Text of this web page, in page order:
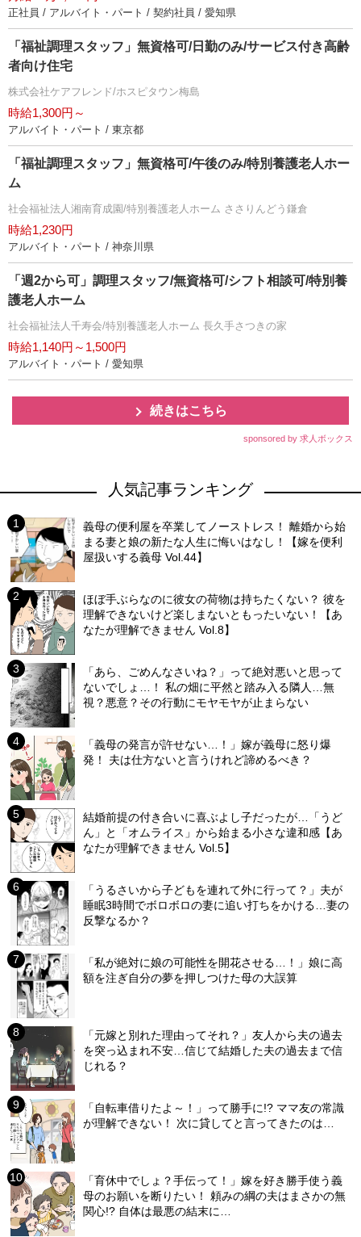
正社員 / アルバイト・パート / 契約社員 / 愛知県
「福祉調理スタッフ」無資格可/日勤のみ/サービス付き高齢
者向け住宅
株式会社ケアフレンド/ホスピタウン梅島
時給1,300円～
アルバイト・パート / 東京都
「福祉調理スタッフ」無資格可/午後のみ/特別養護老人ホー
ム
社会福祉法人湘南育成園/特別養護老人ホーム ささりんどう鎌倉
時給1,230円
アルバイト・パート / 神奈川県
「週2から可」調理スタッフ/無資格可/シフト相談可/特別養
護老人ホーム
社会福祉法人千寿会/特別養護老人ホーム 長久手さつきの家
時給1,140円～1,500円
アルバイト・パート / 愛知県
続きはこちら
sponsored by 求人ボックス
人気記事ランキング
義母の便利屋を卒業してノーストレス！ 離婚から始
まる妻と娘の新たな人生に悔いはなし！【嫁を便利
屋扱いする義母 Vol.44】
ほぼ手ぶらなのに彼女の荷物は持ちたくない？ 彼を
理解できないけど楽しまないともったいない！【あ
なたが理解できません Vol.8】
「あら、ごめんなさいね？」って絶対悪いと思って
ないでしょ…！ 私の畑に平然と踏み入る隣人…無
視？悪意？その行動にモヤモヤが止まらない
「義母の発言が許せない…！」嫁が義母に怒り爆
発！ 夫は仕方ないと言うけれど諦めるべき？
結婚前提の付き合いに喜ぶよし子だったが…「うど
ん」と「オムライス」から始まる小さな違和感【あ
なたが理解できません Vol.5】
「うるさいから子どもを連れて外に行って？」夫が
睡眠3時間でボロボロの妻に追い打ちをかける…妻の
反撃なるか？
「私が絶対に娘の可能性を開花させる…！」娘に高
額を注ぎ自分の夢を押しつけた母の大誤算
「元嫁と別れた理由ってそれ？」友人から夫の過去
を突っ込まれ不安…信じて結婚した夫の過去まで信
じれる？
「自転車借りたよ～！」って勝手に!? ママ友の常識
が理解できない！ 次に貸してと言ってきたのは…
「育休中でしょ？手伝って！」嫁を好き勝手使う義
母のお願いを断りたい！ 頼みの綱の夫はまさかの無
関心!? 自体は最悪の結末に…